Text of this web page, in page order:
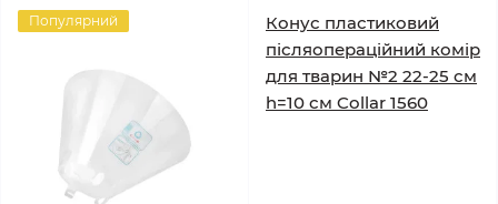
Популярний
Конус пластиковий
післяопераційний комір
для тварин №2 22-25 см
h=10 см Collar 1560